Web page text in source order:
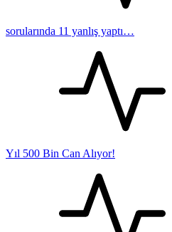
sorularında 11 yanlış yaptı…
Yıl 500 Bin Can Alıyor!